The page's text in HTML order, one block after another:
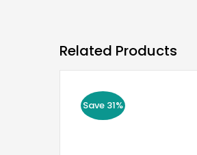
Related Products
Save 31%